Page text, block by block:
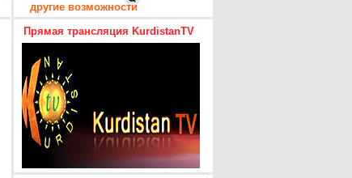
другие возможности
Прямая трансляция KurdistanTV